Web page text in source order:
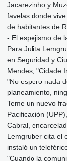
Jacarezinho y
favelas donde
de habitantes de
- El espejismo de
Para Julita
en Seguridad y
Mendes, "Cidade
"No espero nada
planeamiento,
Teme un nuevo
Pacificación
Cabral,
Lemgruber cita el
instaló un
"Cuando la